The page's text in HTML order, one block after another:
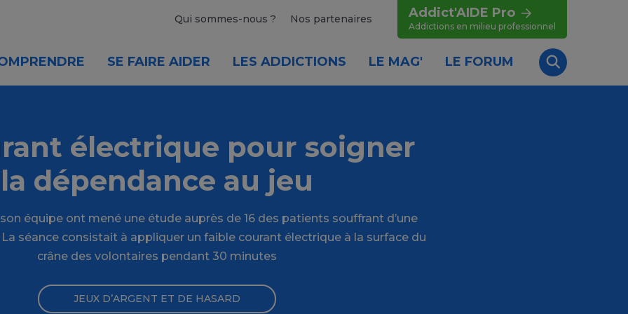
Qui sommes-nous ? Nos partenaires Addict'AIDE Pro
Addictions en milieu professionnel
SE FAIRE AIDER LES ADDICTIONS LE MAG' LE FORUM
Recherche
électrique pour soigner
la dépendance au jeu
équipe ont mené une étude auprès de 16 des patients souffrant d’une
séance consistait à appliquer un faible courant électrique à la surface du
crâne des volontaires pendant 30 minutes
JEUX D’ARGENT ET DE HASARD